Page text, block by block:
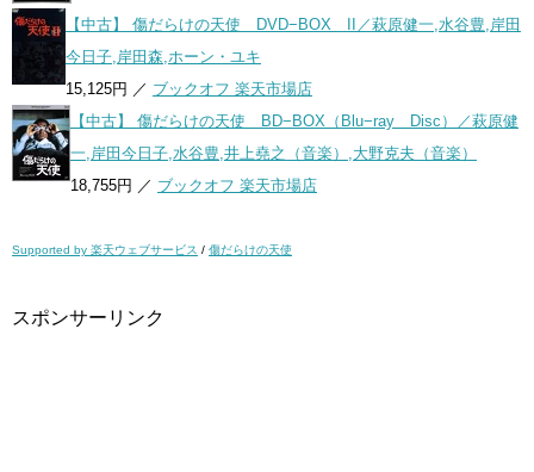
【中古】 傷だらけの天使 DVD−BOX II／萩原健一,水谷豊,岸田
今日子,岸田森,ホーン・ユキ
15,125円 ／ ブックオフ 楽天市場店
【中古】 傷だらけの天使 BD−BOX（Blu−ray Disc）／萩原健
一,岸田今日子,水谷豊,井上堯之（音楽）,大野克夫（音楽）
18,755円 ／ ブックオフ 楽天市場店
Supported by 楽天ウェブサービス / 傷だらけの天使
スポンサーリンク